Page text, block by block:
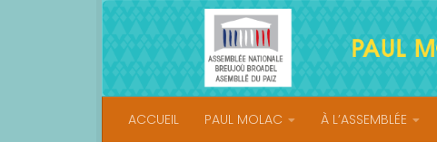
Skip to content
ACCUEIL PAUL MOLAC À L’ASSEMBLÉE